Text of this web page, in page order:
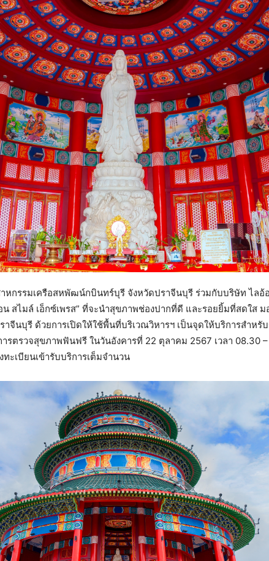
หกรรมเครือสหพัฒน์กบินทร์บุรี จังหวัดปราจีนบุรี ร่วมกับบริษัท ไลอ้
สไมล์ เอ็กซ์เพรส” ที่จะนำสุขภาพช่องปากที่ดี และรอยยิ้มที่สดใส
จีนบุรี ด้วยการเปิดให้ใช้พื้นที่บริเวณวิหารฯ เป็นจุดให้บริการสำหรั
ตรวจสุขภาพฟันฟรี ในวันอังคารที่ 22 ตุลาคม 2567 เวลา 08.30 –
ะเบียนเข้ารับบริการเต็มจำนวน